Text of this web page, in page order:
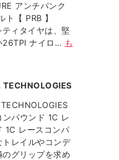
アンチパンク
【 PRB 】
ィタイヤは、堅
26TPI ナイロ... も
パウンド 1C レ
1C レースコンパ
レイルやコンデ
グリップを求め